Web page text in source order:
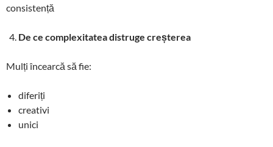
consistență
De ce complexitatea distruge creșterea
Mulți încearcă să fie:
diferiți
creativi
unici